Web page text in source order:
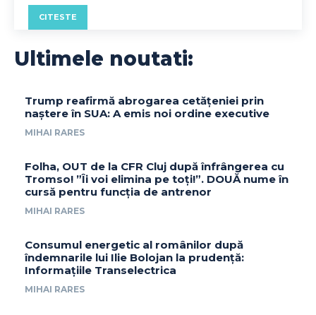
CITESTE
Ultimele noutati:
Trump reafirmă abrogarea cetățeniei prin
naștere în SUA: A emis noi ordine executive
MIHAI RARES
Folha, OUT de la CFR Cluj după înfrângerea cu
Tromso! ”Îi voi elimina pe toți!”. DOUĂ nume în
cursă pentru funcția de antrenor
MIHAI RARES
Consumul energetic al românilor după
îndemnarile lui Ilie Bolojan la prudență:
Informațiile Transelectrica
MIHAI RARES